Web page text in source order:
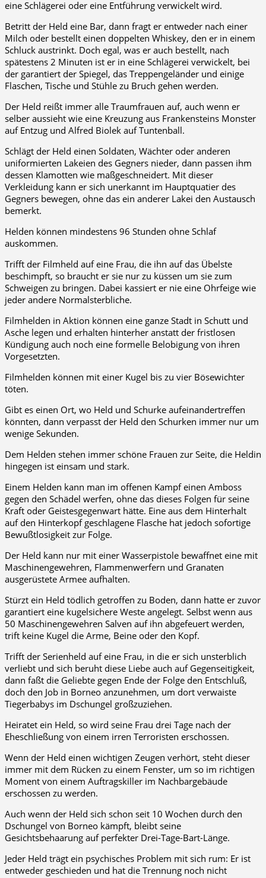
eine Schlägerei oder eine Entführung verwickelt wird.
Betritt der Held eine Bar, dann fragt er entweder nach einer
Milch oder bestellt einen doppelten Whiskey, den er in einem
Schluck austrinkt. Doch egal, was er auch bestellt, nach
spätestens 2 Minuten ist er in eine Schlägerei verwickelt, bei
der garantiert der Spiegel, das Treppengeländer und einige
Flaschen, Tische und Stühle zu Bruch gehen werden.
Der Held reißt immer alle Traumfrauen auf, auch wenn er
selber aussieht wie eine Kreuzung aus Frankensteins Monster
auf Entzug und Alfred Biolek auf Tuntenball.
Schlägt der Held einen Soldaten, Wächter oder anderen
uniformierten Lakeien des Gegners nieder, dann passen ihm
dessen Klamotten wie maßgeschneidert. Mit dieser
Verkleidung kann er sich unerkannt im Hauptquatier des
Gegners bewegen, ohne das ein anderer Lakei den Austausch
bemerkt.
Helden können mindestens 96 Stunden ohne Schlaf
auskommen.
Trifft der Filmheld auf eine Frau, die ihn auf das Übelste
beschimpft, so braucht er sie nur zu küssen um sie zum
Schweigen zu bringen. Dabei kassiert er nie eine Ohrfeige wie
jeder andere Normalsterbliche.
Filmhelden in Aktion können eine ganze Stadt in Schutt und
Asche legen und erhalten hinterher anstatt der fristlosen
Kündigung auch noch eine formelle Belobigung von ihren
Vorgesetzten.
Filmhelden können mit einer Kugel bis zu vier Bösewichter
töten.
Gibt es einen Ort, wo Held und Schurke aufeinandertreffen
könnten, dann verpasst der Held den Schurken immer nur um
wenige Sekunden.
Dem Helden stehen immer schöne Frauen zur Seite, die Heldin
hingegen ist einsam und stark.
Einem Helden kann man im offenen Kampf einen Amboss
gegen den Schädel werfen, ohne das dieses Folgen für seine
Kraft oder Geistesgegenwart hätte. Eine aus dem Hinterhalt
auf den Hinterkopf geschlagene Flasche hat jedoch sofortige
Bewußtlosigkeit zur Folge.
Der Held kann nur mit einer Wasserpistole bewaffnet eine mit
Maschinengewehren, Flammenwerfern und Granaten
ausgerüstete Armee aufhalten.
Stürzt ein Held tödlich getroffen zu Boden, dann hatte er zuvor
garantiert eine kugelsichere Weste angelegt. Selbst wenn aus
50 Maschinengewehren Salven auf ihn abgefeuert werden,
trift keine Kugel die Arme, Beine oder den Kopf.
Trifft der Serienheld auf eine Frau, in die er sich unsterblich
verliebt und sich beruht diese Liebe auch auf Gegenseitigkeit,
dann faßt die Geliebte gegen Ende der Folge den Entschluß,
doch den Job in Borneo anzunehmen, um dort verwaiste
Tiegerbabys im Dschungel großzuziehen.
Heiratet ein Held, so wird seine Frau drei Tage nach der
Eheschließung von einem irren Terroristen erschossen.
Wenn der Held einen wichtigen Zeugen verhört, steht dieser
immer mit dem Rücken zu einem Fenster, um so im richtigen
Moment von einem Auftragskiller im Nachbargebäude
erschossen zu werden.
Auch wenn der Held sich schon seit 10 Wochen durch den
Dschungel von Borneo kämpft, bleibt seine
Gesichtsbehaarung auf perfekter Drei-Tage-Bart-Länge.
Jeder Held trägt ein psychisches Problem mit sich rum: Er ist
entweder geschieden und hat die Trennung noch nicht